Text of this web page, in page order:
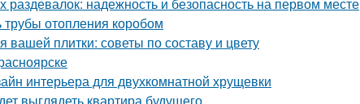
отопления коробом
вашей плитки: советы по составу и цвету
интерьера для двухкомнатной хрущевки